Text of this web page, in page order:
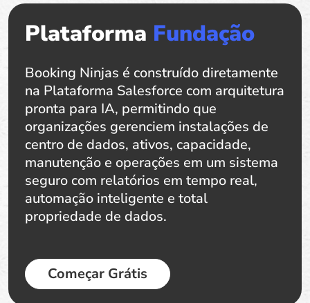
Plataforma Fundação
Booking Ninjas é construído diretamente
na Plataforma Salesforce com arquitetura
pronta para IA, permitindo que
organizações gerenciem instalações de
centro de dados, ativos, capacidade,
manutenção e operações em um sistema
seguro com relatórios em tempo real,
automação inteligente e total
propriedade de dados.
Começar Grátis